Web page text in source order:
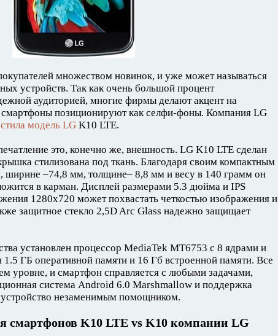
множеством новинок, и уже может называться
устройств. Так как очень большой процент
аудиторией, многие фирмы делают акцент на
позиционируют как селфи-фоны. Компания LG
модель LG K10 LTE.
это, конечно же, внешность. LG K10 LTE сделан
стилизована под ткань. Благодаря своим компактным
ширине –74,8 мм, толщине– 8,8 мм и весу в 140 грамм он
в карман. Дисплей размерами 5.3 дюйма и IPS
1280x720 может похвастать четкостью изображения и
защитное стекло 2,5D Arc Glass надежно защищает
установлен процессор MediaTek MT6753 с 8 ядрами и
1.5 ГБ оперативной памяти и 16 Гб встроенной памяти. Все
уровне, и смартфон справляется с любыми задачами,
система Android 6.0 Marshmallow и поддержка
незаменимым помощником.
смартфонов K10 LTE vs K10 компании LG